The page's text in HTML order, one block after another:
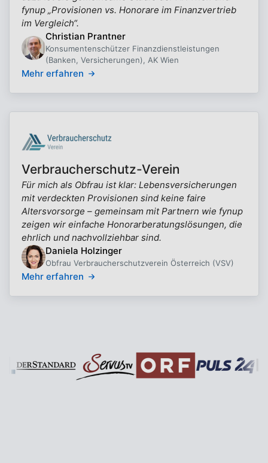
fynup „Provisionen vs. Honorare im Finanzvertrieb
im Vergleich“.
Christian Prantner
Konsumentenschützer Finanzdienstleistungen
(Banken, Versicherungen), AK Wien
Mehr erfahren
Verbraucherschutz-Verein
Für mich als Obfrau ist klar: Lebensversicherungen
mit verdeckten Provisionen sind keine faire
Altersvorsorge – gemeinsam mit Partnern wie fynup
zeigen wir einfache Honorarberatungslösungen, die
ehrlich und nachvollziehbar sind.
Daniela Holzinger
Obfrau Verbraucherschutzverein Österreich (VSV)
Mehr erfahren